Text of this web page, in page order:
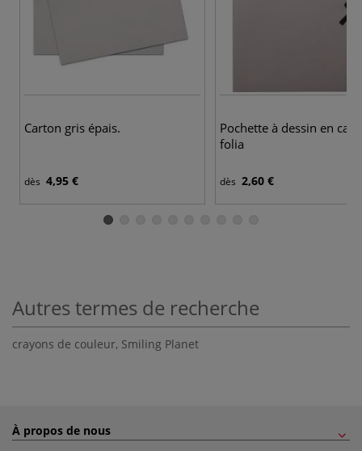
Carton gris épais.
dès 4,95 €
Pochette à dessin en
folia
dès 2,60 €
Autres termes de recherche
crayons de couleur, Smiling Planet
À propos de nous